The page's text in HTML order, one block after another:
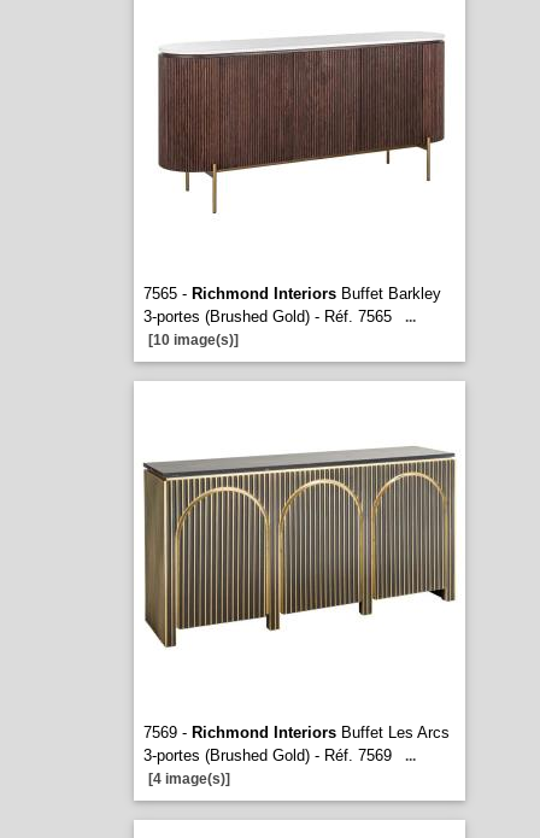
7565 - Richmond InteriorsBuffet Barkley
3-portes (Brushed Gold) - Réf. 7565
...
[10 image(s)]
7569 - Richmond InteriorsBuffet Les Arcs
3-portes (Brushed Gold) - Réf. 7569
...
[4 image(s)]